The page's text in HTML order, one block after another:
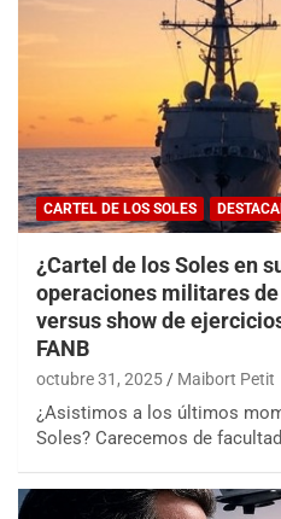
CARTEL DE LOS SOLES
¿Cartel de los Soles en
operaciones militares de
versus show de
FANB
octubre 31, 2025 Maibort Petit
¿Asistimos a los últimos
Soles? Carecemos de